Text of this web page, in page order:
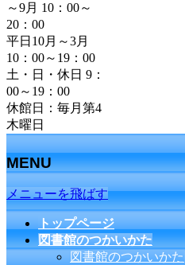
～9月 10：00～
20：00
平日10月～3月
10：00～19：00
土・日・休日 9：
00～19：00
休館日：毎月第4
木曜日
MENU
メニューを飛ばす
トップページ
図書館のつかいかた
図書館のつかいかた